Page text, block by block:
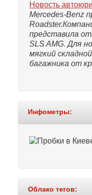
Новость
Mercedes-Benz
представила
SLS AMG. Для
мягкий
багажника от
Инфометры:
Облако тегов: